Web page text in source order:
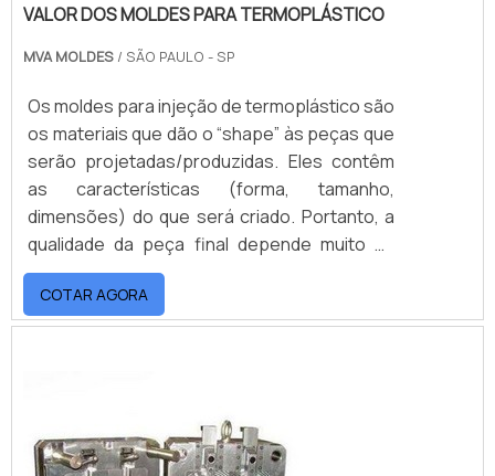
VALOR DOS MOLDES PARA TERMOPLÁSTICO
MVA MOLDES / SÃO PAULO - SP
Os moldes para injeção de termoplástico são
os materiais que dão o “shape” às peças que
serão projetadas/produzidas. Eles contêm
as características (forma, tamanho,
dimensões) do que será criado. Portanto, a
qualidade da peça final depende muito da
qualidade de seu molde. Sendo assim, o valor
dos moldes para termoplástico pode
variar!MAIS DETALHES RELEVANTES SOBRE O
cavidades, onde o plástico é injetado para
dar continuidade ao processo. Para que a
COTAR AGORA